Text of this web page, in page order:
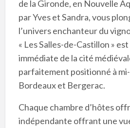
de la Gironde, en Nouvelle
par Yves et Sandra, vous
l’univers enchanteur du
« Les Salles-de-Castillon »
immédiate de la cité
parfaitement positionné à
Bordeaux et Bergerac.
Chaque chambre d’hôtes
indépendante offrant une